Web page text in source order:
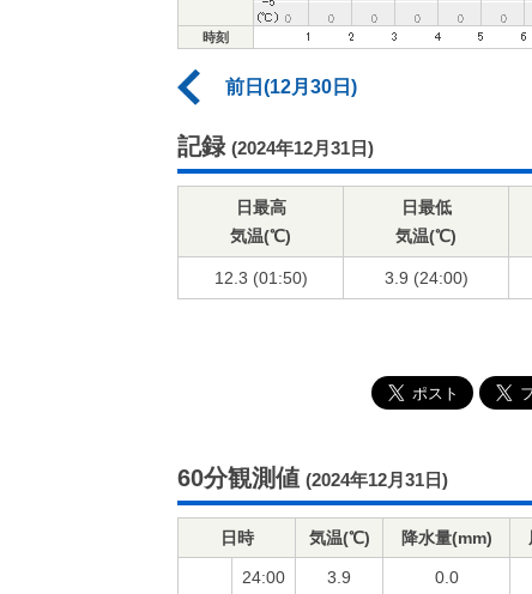
時刻
前日(12月30日)
記録 (2024年12月31日)
日最高
気温(℃)
日最低
気温(℃)
12.3 (01:50) 3.9 (24:00)
60分観測値 (2024年12月31日)
日時 気温(℃) 降水量(mm)
24:00 3.9 0.0